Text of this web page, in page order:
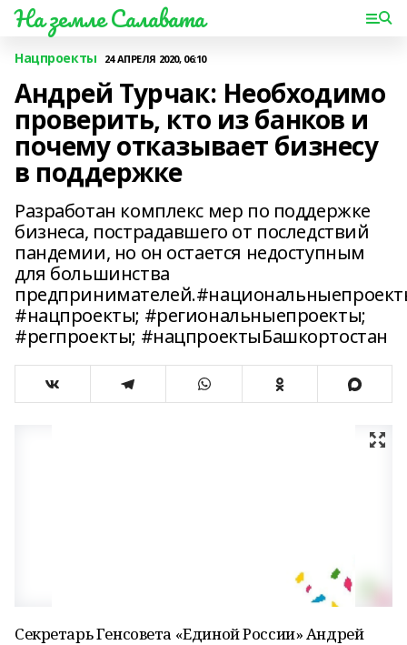
На земле Салавата
Нацпроекты 24 АПРЕЛЯ 2020, 06:10
Андрей Турчак: Необходимо
проверить, кто из банков и
почему отказывает бизнесу
в поддержке
Разработан комплекс мер по поддержке
бизнеса, пострадавшего от последствий
пандемии, но он остается недоступным
для большинства
#нацпроекты; #региональныепроекты;
#регпроекты; #нацпроектыБашкортостан
Секретарь Генсовета «Единой России» Андрей